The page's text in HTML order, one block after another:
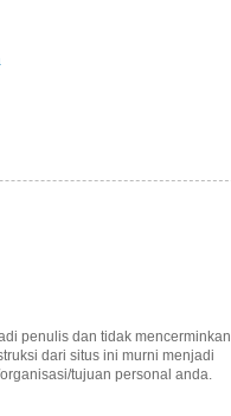
penulis dan tidak mencerminkan
dari situs ini murni menjadi
tujuan personal anda.